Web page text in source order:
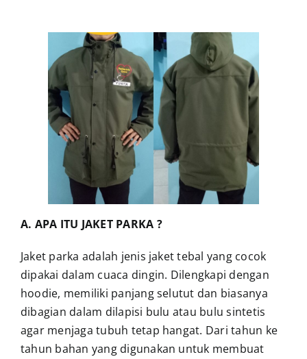
A. APA ITU JAKET PARKA ?
Jaket parka adalah jenis jaket tebal yang cocok
dipakai dalam cuaca dingin. Dilengkapi dengan
hoodie, memiliki panjang selutut dan biasanya
dibagian dalam dilapisi bulu atau bulu sintetis
agar menjaga tubuh tetap hangat. Dari tahun ke
tahun bahan yang digunakan untuk membuat